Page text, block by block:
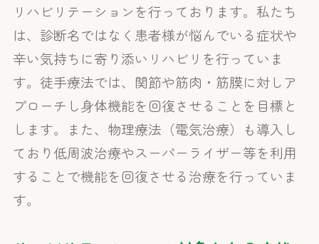
リハビリテーションを行っております。私たち
は、診断名ではなく患者様が悩んでいる症状や
辛い気持ちに寄り添いリハビリを行っていま
す。徒手療法では、関節や筋肉・筋膜に対しア
プローチし身体機能を回復させることを目標と
します。また、物理療法（電気治療）も導入し
ており低周波治療やスーパーライザー等を利用
することで機能を回復させる治療を行っていま
す。